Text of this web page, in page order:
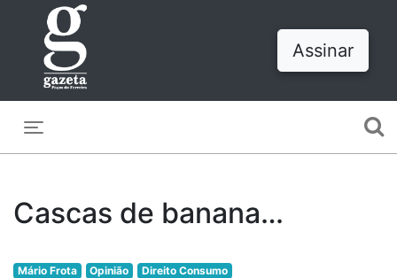
Assinar
Cascas de banana…
Mário Frota Opinião Direito Consumo